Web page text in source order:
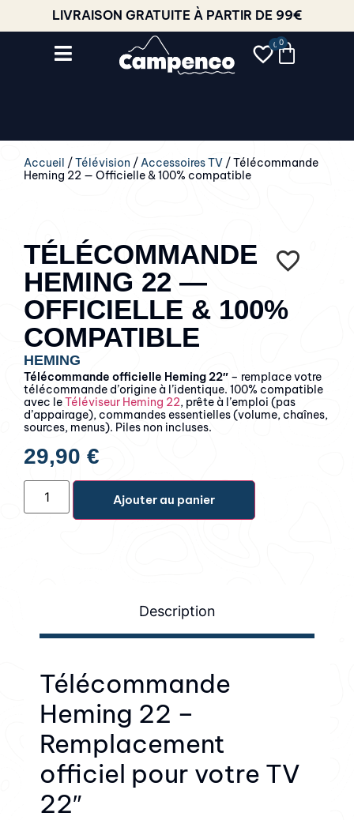
LIVRAISON GRATUITE À PARTIR DE 99€
0
Accueil /Télévision /Accessoires TV / Télécommande
Heming 22 — Officielle & 100% compatible
TÉLÉCOMMANDE
HEMING 22 —
OFFICIELLE & 100%
COMPATIBLE
HEMING
Télécommande officielle Heming 22″ – remplace votre
télécommande d’origine à l’identique. 100% compatible
avec leTéléviseur Heming 22, prête à l’emploi (pas
d’appairage), commandes essentielles (volume, chaînes,
sources, menus). Piles non incluses.
29,90 €
Ajouter au panier
Description
Télécommande
Heming 22 –
Remplacement
officiel pour votre TV
22″